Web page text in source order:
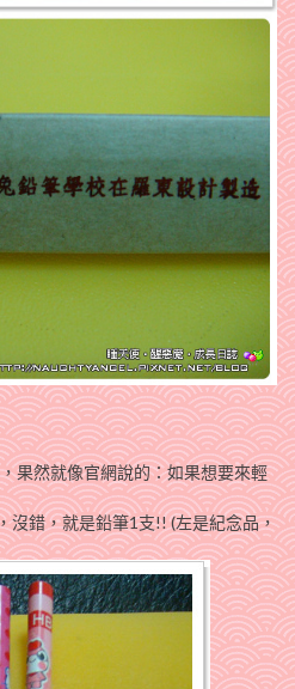
果然就像官網說的：如果想要來輕
沒錯，就是鉛筆1支!! (左是紀念品，